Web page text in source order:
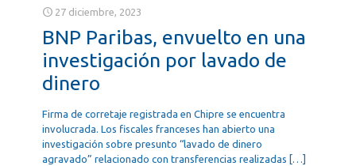
27 diciembre, 2023
BNP Paribas, envuelto en una
investigación por lavado de
dinero
Firma de corretaje registrada en Chipre se encuentra
involucrada. Los fiscales franceses han abierto una
investigación sobre presunto “lavado de dinero
agravado” relacionado con transferencias realizadas […]